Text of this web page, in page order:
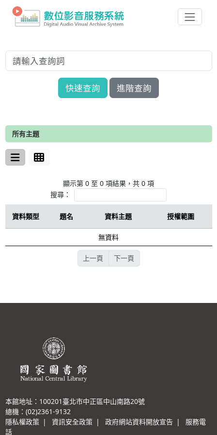
快速查詢 進階查詢
所有主題
顯示第 0 至 0 項結果，共 0 項
搜尋：
資料類型 題名 資料主題 授權範圍
無資料
上一頁 下一頁
本館地址：100201臺北市中正區中山南路20號
總機：(02)2361-9132
隱私權政策 | 資訊安全政策 | 政府網站資料開放宣告 |
服務電
話